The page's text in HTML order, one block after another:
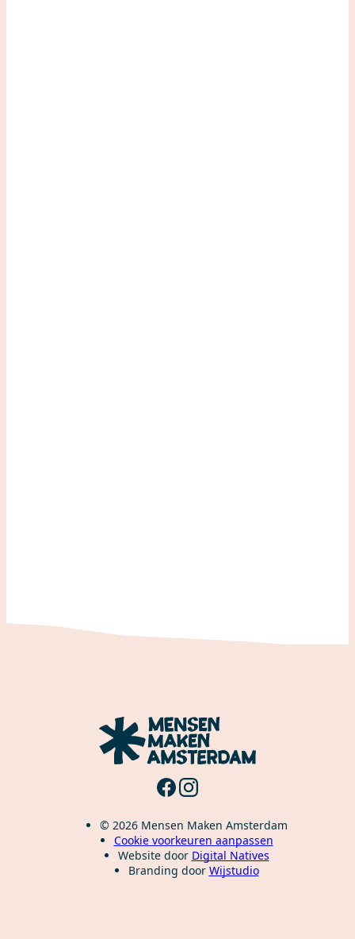
© 2026 Mensen Maken Amsterdam
Cookie voorkeuren aanpassen
Website door Digital Natives
Branding door Wijstudio